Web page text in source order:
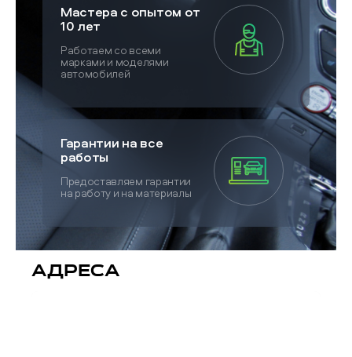
Мастера с опытом от
10 лет
Работаем со всеми
марками и моделями
автомобилей
Гарантии на все
работы
Предоставляем гарантии
на работу и на материалы
Адреса